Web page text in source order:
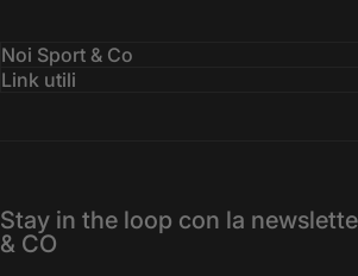
Noi Sport & Co
Link utili
Stay in the loop con la
& CO